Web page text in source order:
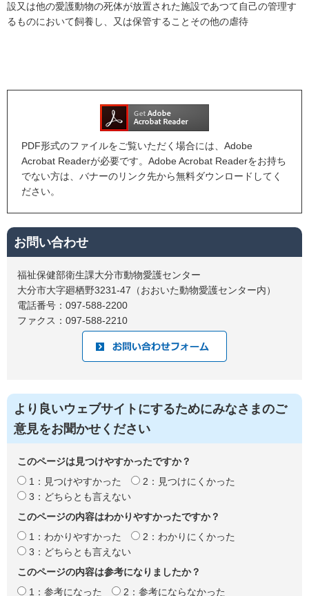
設又は他の愛護動物の死体が放置された施設であつて自己の管理す
るものにおいて飼養し、又は保管することその他の虐待
PDF形式のファイルをご覧いただく場合には、Adobe
Acrobat Readerが必要です。Adobe Acrobat Readerをお持ち
でない方は、バナーのリンク先から無料ダウンロードしてく
ださい。
お問い合わせ
福祉保健部衛生課大分市動物愛護センター
大分市大字廻栖野3231-47（おおいた動物愛護センター内）
電話番号：097-588-2200
ファクス：097-588-2210
より良いウェブサイトにするためにみなさまのご
意見をお聞かせください
このページは見つけやすかったですか？
1：見つけやすかった
2：見つけにくかった
3：どちらとも言えない
このページの内容はわかりやすかったですか？
1：わかりやすかった
2：わかりにくかった
3：どちらとも言えない
このページの内容は参考になりましたか？
1：参考になった
2：参考にならなかった